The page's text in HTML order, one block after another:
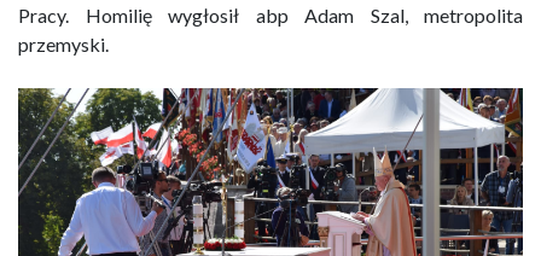
Pracy. Homilię wygłosił abp Adam Szal, metropolita
przemyski.